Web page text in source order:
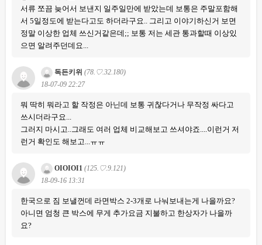
서류 쪼끔 늦어서 보낸지 일주일만에 받았는데 보통은 주말포함해
서 5일정도에 받는다고도 하더라구요.. 그리고 이야기하신거 보면
정말 이상한 업체 쓰신거같은데;; 보통 저는 세관 통과할때 이상있
으면 알려주던데요...
독든키위 (78.♡.32.180)
18-07-09 22:27
뭐 딱히 뭐라고 할 작정은 아닌데 보통 귀찮다거나 무작정 싸다고
쓰시더라구요...
그러지 마시고..그래도 여러 업체 비교해보고 쓰셔야죠....이런거 저
런거 확인도 해보고...ㅠㅠ
OIOIOI1 (125.♡.9.121)
18-09-16 13:31
한국으로 짐 보낼껀데 라면박스 2-3개로 나눠보내는게 나을까요?
아니면 엄청 큰 박스에 무게 추가요금 지불하고 한상자가 나을까
요?